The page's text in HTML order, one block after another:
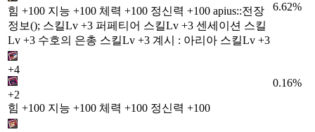
힘 +100 지능 +100 체력 +100 정신력 +100 apius::전장
정보(); 스킬Lv +3 퍼페티어 스킬Lv +3 센세이션 스킬
Lv +3 수호의 은총 스킬Lv +3 계시 : 아리아 스킬Lv +3
6.62%
+4
+2
힘 +100 지능 +100 체력 +100 정신력 +100
0.16%